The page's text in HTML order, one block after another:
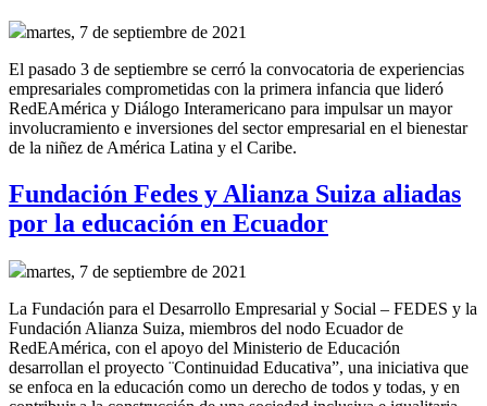
martes, 7 de septiembre de 2021
El pasado 3 de septiembre se cerró la convocatoria de experiencias
empresariales comprometidas con la primera infancia que lideró
RedEAmérica y Diálogo Interamericano para impulsar un mayor
involucramiento e inversiones del sector empresarial en el bienestar
de la niñez de América Latina y el Caribe.
Fundación Fedes y Alianza Suiza aliadas
por la educación en Ecuador
martes, 7 de septiembre de 2021
La Fundación para el Desarrollo Empresarial y Social – FEDES y la
Fundación Alianza Suiza, miembros del nodo Ecuador de
RedEAmérica, con el apoyo del Ministerio de Educación
desarrollan el proyecto ¨Continuidad Educativa”, una iniciativa que
se enfoca en la educación como un derecho de todos y todas, y en